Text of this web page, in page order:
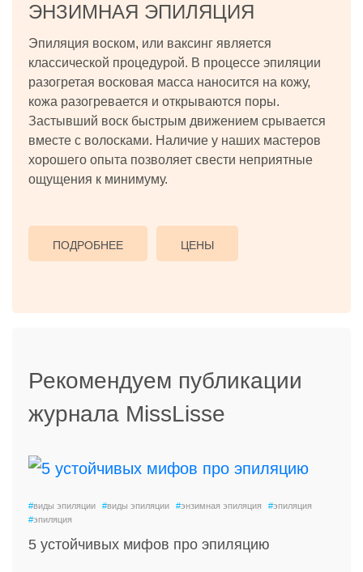
ЭНЗИМНАЯ ЭПИЛЯЦИЯ
Эпиляция воском, или ваксинг является
классической процедурой. В процессе эпиляции
разогретая восковая масса наносится на кожу,
кожа разогревается и открываются поры.
Застывший воск быстрым движением срывается
вместе с волосками. Наличие у наших мастеров
хорошего опыта позволяет свести неприятные
ощущения к минимуму.
ПОДРОБНЕЕ ЦЕНЫ
Рекомендуем публикации
журнала MissLisse
#виды эпиляции #виды эпиляции #энзимная эпиляция #эпиляция
#эпиляция
5 устойчивых мифов про эпиляцию